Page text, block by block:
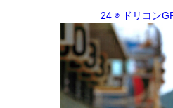
24 ◉ ドリコン